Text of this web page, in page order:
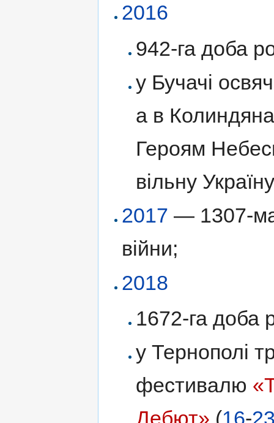
2016
942-га доба
у Бучачі
а в
Героям
вільну
2017 — 1307-ма
війни;
2018
1672-га доба
у Тернополі
фестивалю